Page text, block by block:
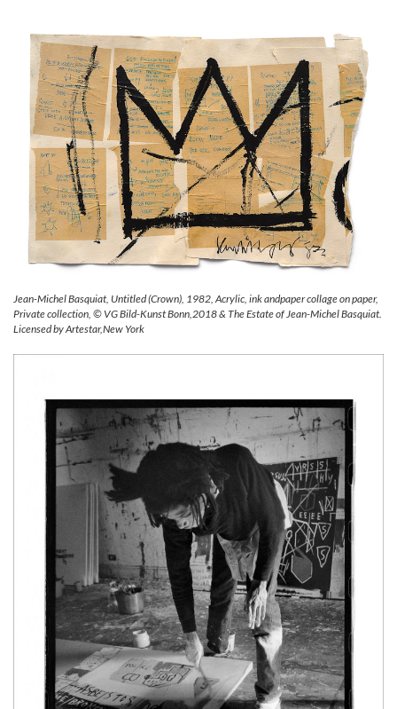
Jean-Michel Basquiat, Untitled (Crown), 1982, Acrylic, ink andpaper collage on paper,
Private collection, © VG Bild-Kunst Bonn,2018 & The Estate of Jean-Michel Basquiat.
Licensed by Artestar,New York